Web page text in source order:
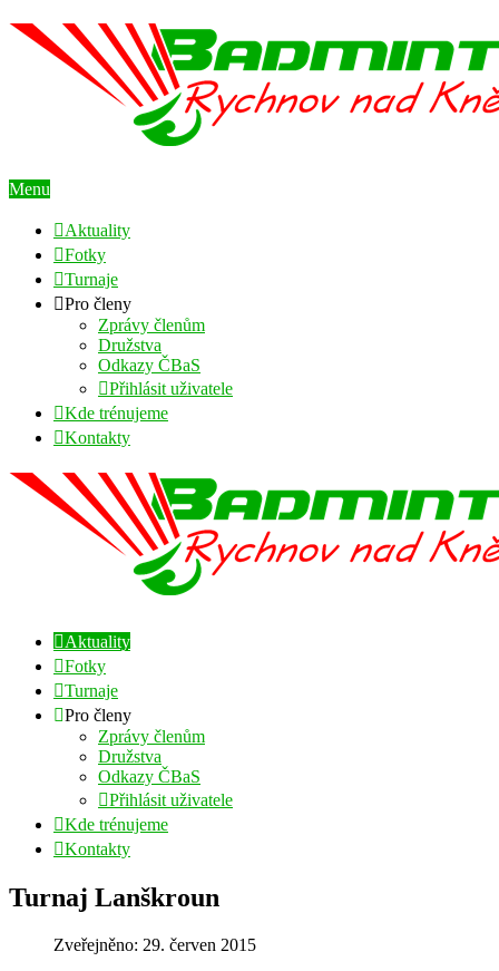
Menu
Aktuality
Fotky
Turnaje
Pro členy
Zprávy členům
Družstva
Odkazy ČBaS
Přihlásit uživatele
Kde trénujeme
Kontakty
Aktuality
Fotky
Turnaje
Pro členy
Zprávy členům
Družstva
Odkazy ČBaS
Přihlásit uživatele
Kde trénujeme
Kontakty
Turnaj Lanškroun
Zveřejněno: 29. červen 2015